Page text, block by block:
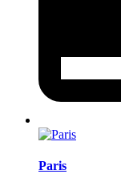
Paris